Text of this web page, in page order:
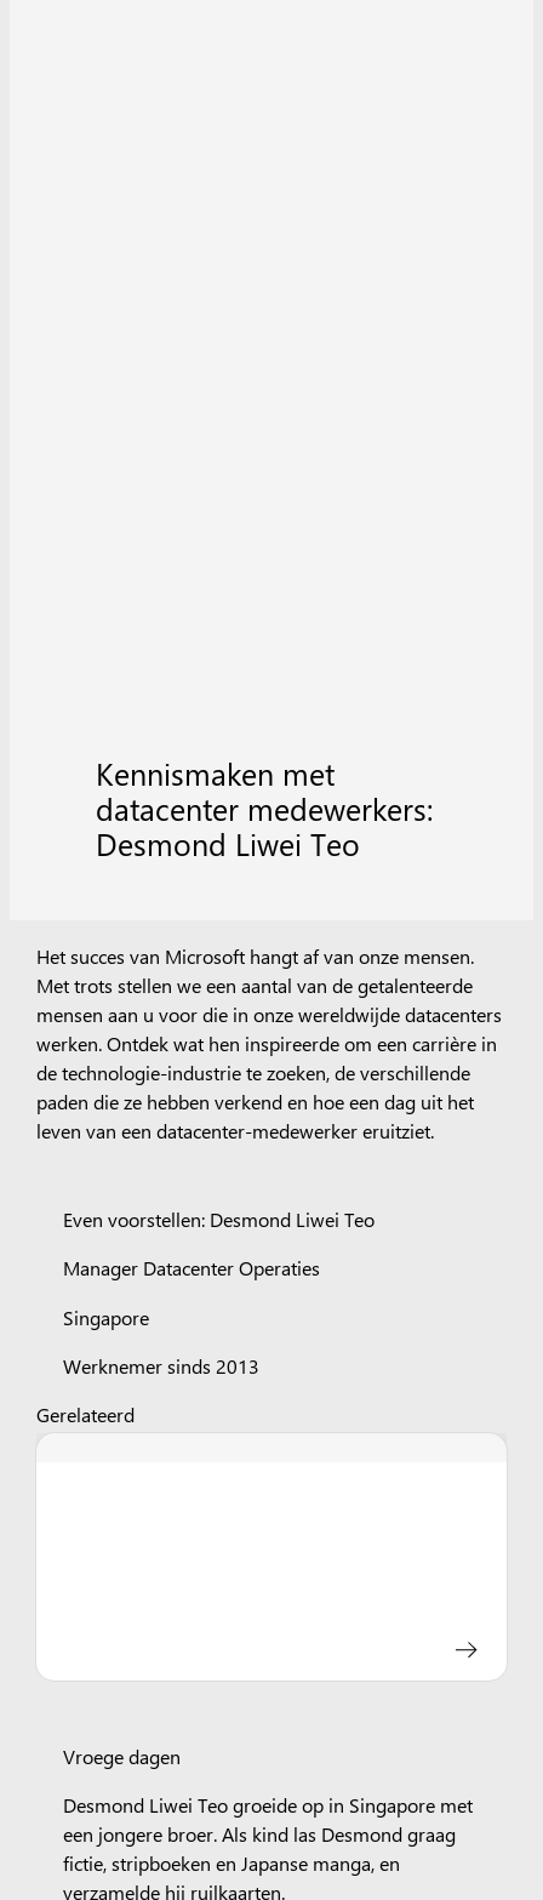
Kennismaken met
datacenter medewerkers:
Desmond Liwei Teo
Het succes van Microsoft hangt af van onze mensen.
Met trots stellen we een aantal van de getalenteerde
mensen aan u voor die in onze wereldwijde datacenters
werken. Ontdek wat hen inspireerde om een carrière in
de technologie-industrie te zoeken, de verschillende
paden die ze hebben verkend en hoe een dag uit het
leven van een datacenter-medewerker eruitziet.
Even voorstellen: Desmond Liwei Teo
Manager Datacenter Operaties
Singapore
Werknemer sinds 2013
Gerelateerd
Vroege dagen
Desmond Liwei Teo groeide op in Singapore met
een jongere broer. Als kind las Desmond graag
fictie, stripboeken en Japanse manga, en
verzamelde hij ruilkaarten.